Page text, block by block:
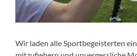
Wir laden alle Sportbegeisterten